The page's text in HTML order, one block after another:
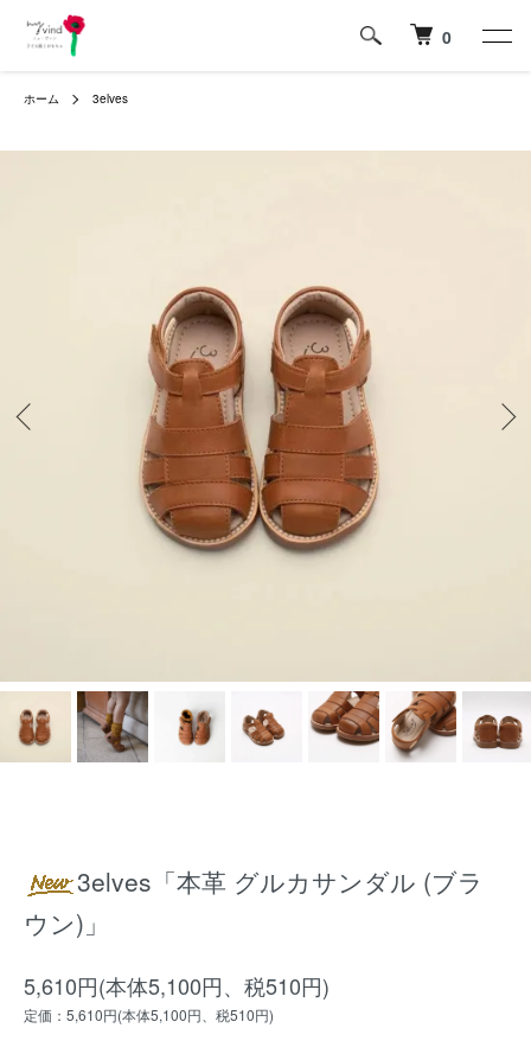
0
ホーム 3elves
3elves「本革 グルカサンダル (ブラ
ウン)」
5,610円(本体5,100円、税510円)
定価：5,610円(本体5,100円、税510円)